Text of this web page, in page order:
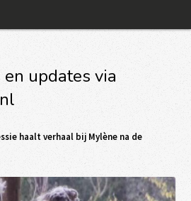
updates via
haalt verhaal bij Mylène na de